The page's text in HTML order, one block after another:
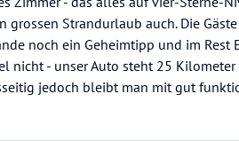
Strandurlaub auch. Die
noch ein Geheimtipp und im Rest
nicht - unser Auto steht 25
jedoch bleibt man mit gut